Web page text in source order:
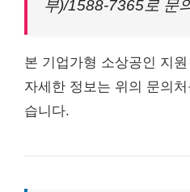
부)/1588-7365로 문
본 기업가형 소상공인 지
자세한 정보는 위의 문의
습니다.